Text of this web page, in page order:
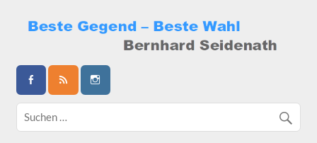
content
Bernhard Seidenath